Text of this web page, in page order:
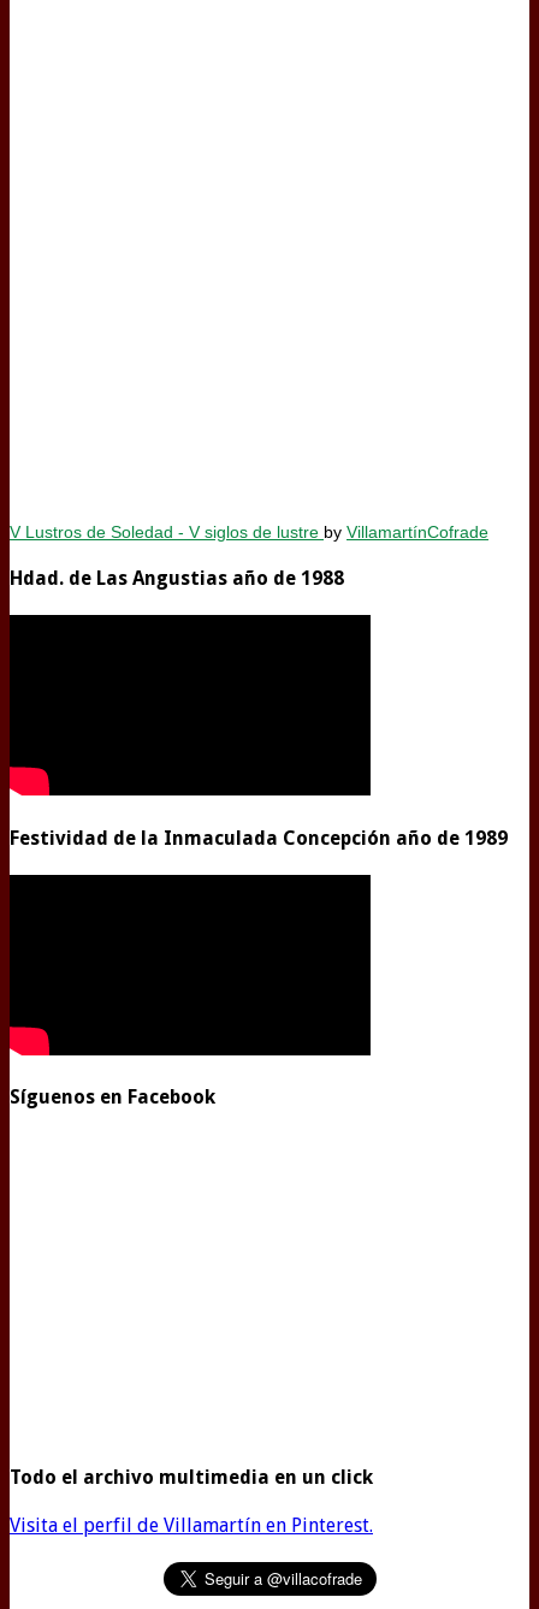
V Lustros de Soledad - V siglos de lustre by VillamartínCofrade
Hdad. de Las Angustias año de 1988
Festividad de la Inmaculada Concepción año de 1989
Síguenos en Facebook
Todo el archivo multimedia en un click
Visita el perfil de Villamartín en Pinterest.